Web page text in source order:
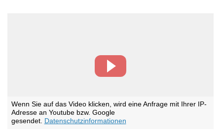
Wenn Sie auf das Video klicken, wird eine Anfrage mit Ihrer IP-
Adresse an Youtube bzw. Google
gesendet. Datenschutzinformationen